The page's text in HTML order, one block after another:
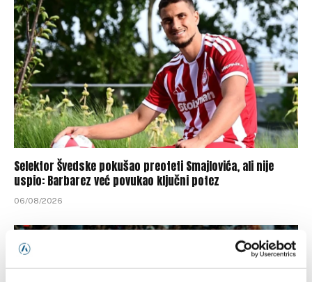
Selektor Švedske pokušao preoteti Smajlovića, ali nije
uspio: Barbarez već povukao ključni potez
06/08/2026